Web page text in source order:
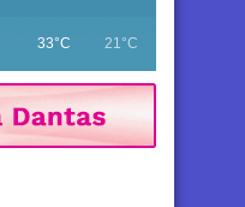
33°C 21°C